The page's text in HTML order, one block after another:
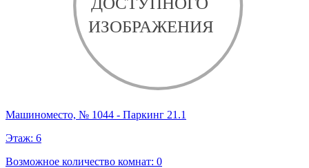
Машиноместо, № 1044 - Паркинг 21.1
Этаж: 6
Возможное количество комнат: 0